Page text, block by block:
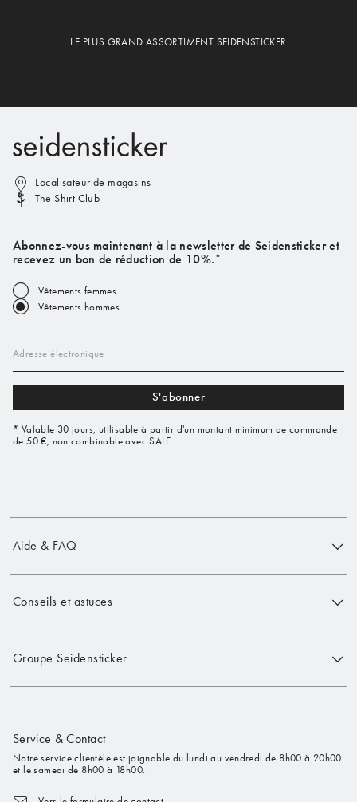
LE PLUS GRAND ASSORTIMENT SEIDENSTICKER
Localisateur de magasins
The Shirt Club
Abonnez-vous maintenant à la newsletter de Seidensticker et
recevez un bon de réduction de 10%.*
Vêtements femmes
Vêtements hommes
Adresse électronique
S'abonner
* Valable 30 jours, utilisable à partir d'un montant minimum de commande
de 50 €, non combinable avec SALE.
Aide & FAQ
Conseils et astuces
Groupe Seidensticker
Service & Contact
Notre service clientèle est joignable du lundi au vendredi de 8h00 à 20h00
et le samedi de 8h00 à 18h00.